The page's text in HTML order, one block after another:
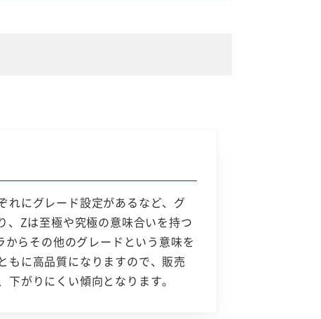
れにグレード設定があるなど、グ
、Zは至極や究極の意味合いを持つ
らその他のグレードという意味を
もに高品質になりますので、販売
がりにくい傾向となります。